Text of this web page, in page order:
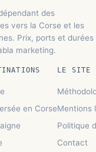
des
vers la Corse et les
Prix, ports et durées
marketing.
en Corse
LE SITE
Mentions
Politique
Contact